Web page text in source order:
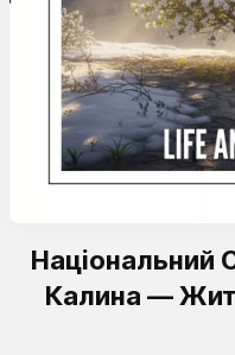
Національний
Калина —